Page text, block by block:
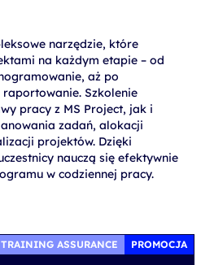
narzędzie, które
na każdym etapie – od
aż po
Szkolenie
pracy z MS Project, jak i
zadań, alokacji
projektów. Dzięki
nauczą się efektywnie
w codziennej pracy.
TRAINING ASSURANCE PROMOCJA